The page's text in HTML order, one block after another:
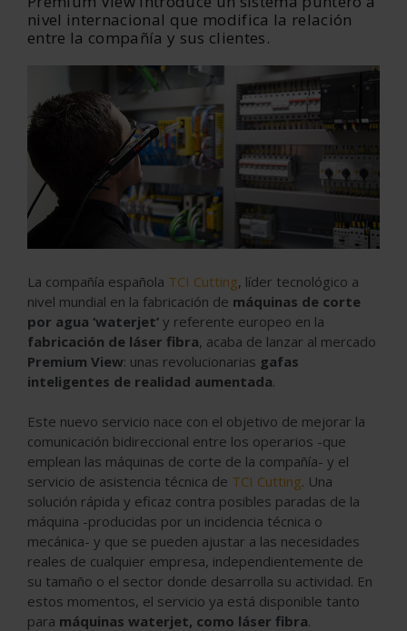
nivel internacional que modifica la relación
entre la compañía y sus clientes.
La compañía española TCI Cutting, líder tecnológico a
nivel mundial en la fabricación de máquinas de corte
por agua ‘waterjet’ y referente europeo en la
fabricación de láser fibra, acaba de lanzar al mercado
Premium View: unas revolucionarias gafas
inteligentes de realidad aumentada.
Este nuevo servicio nace con el objetivo de mejorar la
comunicación bidireccional entre los operarios -que
emplean las máquinas de corte de la compañía- y el
servicio de asistencia técnica de TCI Cutting. Una
solución rápida y eficaz contra posibles paradas de la
máquina -producidas por un incidencia técnica o
mecánica- y que se pueden ajustar a las necesidades
reales de cualquier empresa, independientemente de
su tamaño o el sector donde desarrolla su actividad. En
estos momentos, el servicio ya está disponible tanto
para máquinas waterjet, como láser fibra.